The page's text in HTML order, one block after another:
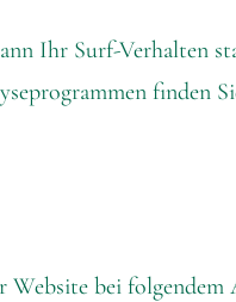
Ihr Surf-Verhalten
finden
bei folgendem